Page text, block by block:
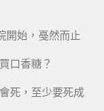
開始，戞然而止
口香糖？
死，至少要死成